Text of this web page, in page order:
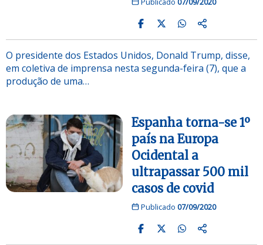
O presidente dos Estados Unidos, Donald Trump, disse,
em coletiva de imprensa nesta segunda-feira (7), que a
produção de uma…
Espanha torna-se 1º
país na Europa
Ocidental a
ultrapassar 500 mil
casos de covid
Publicado 07/09/2020